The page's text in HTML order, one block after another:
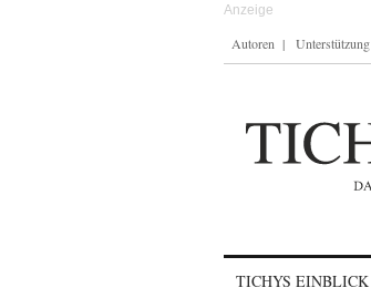
Autoren Unterstützung
TICHYS EINBLICK